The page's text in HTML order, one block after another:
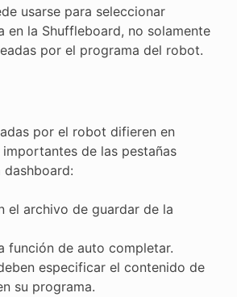
usarse para seleccionar
en la Shuffleboard, no solamente
por el programa del robot.
por el robot difieren en
importantes de las pestañas
dashboard:
el archivo de guardar de la
función de auto completar.
especificar el contenido de
su programa.